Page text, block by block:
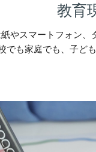
教育
やスマートフォン、
でも家庭でも、子ど